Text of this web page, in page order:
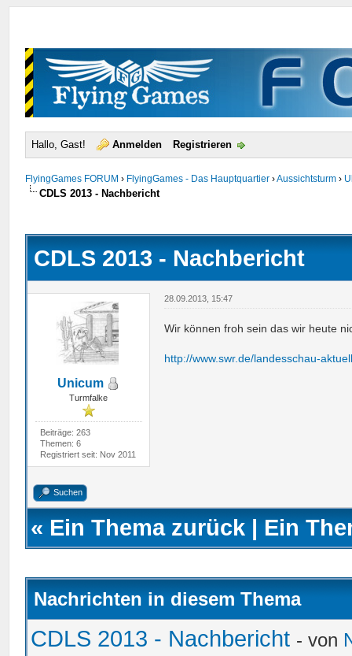
Hallo, Gast! Anmelden Registrieren
FlyingGames FORUM › FlyingGames - Das Hauptquartier ›Aussichtsturm ›
CDLS 2013 - Nachbericht
CDLS 2013 - Nachbericht
Unicum
Turmfalke
Beiträge: 263
Themen: 6
Registriert seit: Nov 2011
28.09.2013, 15:47
Wir können froh sein das wir heute
http://www.swr.de/landesschau-
Suchen
« Ein Thema zurück | Ein
Nachrichten in diesem Thema
CDLS 2013 - Nachbericht - von